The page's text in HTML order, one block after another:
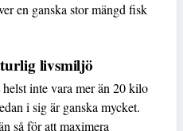
en ganska stor mängd fisk
livsmiljö
inte vara mer än 20 kilo
i sig är ganska mycket.
så för att maximera